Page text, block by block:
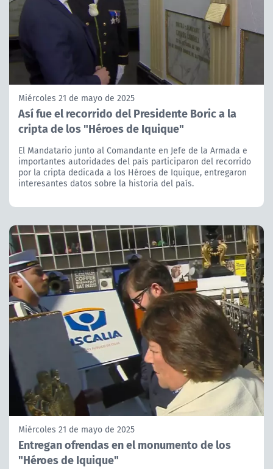
Miércoles 21 de mayo de 2025
Así fue el recorrido del Presidente Boric a la
cripta de los "Héroes de Iquique"
El Mandatario junto al Comandante en Jefe de la Armada e
importantes autoridades del país participaron del recorrido
por la cripta dedicada a los Héroes de Iquique, entregaron
interesantes datos sobre la historia del país.
Miércoles 21 de mayo de 2025
Entregan ofrendas en el monumento de los
"Héroes de Iquique"